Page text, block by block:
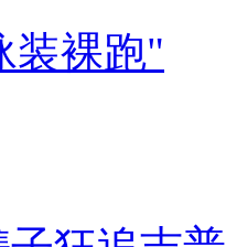
装裸跑"